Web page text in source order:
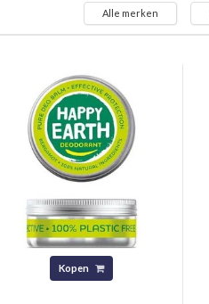
Alle merken
Kopen